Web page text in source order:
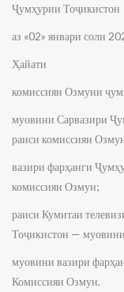
Ҷумҳурии Тоҷикистон
аз «02» январи соли
Ҳайати
комиссияи Озмуни
муовини Сарвазири
раиси комиссияи
вазири фарҳанги
комиссияи Озмун;
раиси Кумитаи
Тоҷикистон —
муовини вазири
Комиссияи Озмун.